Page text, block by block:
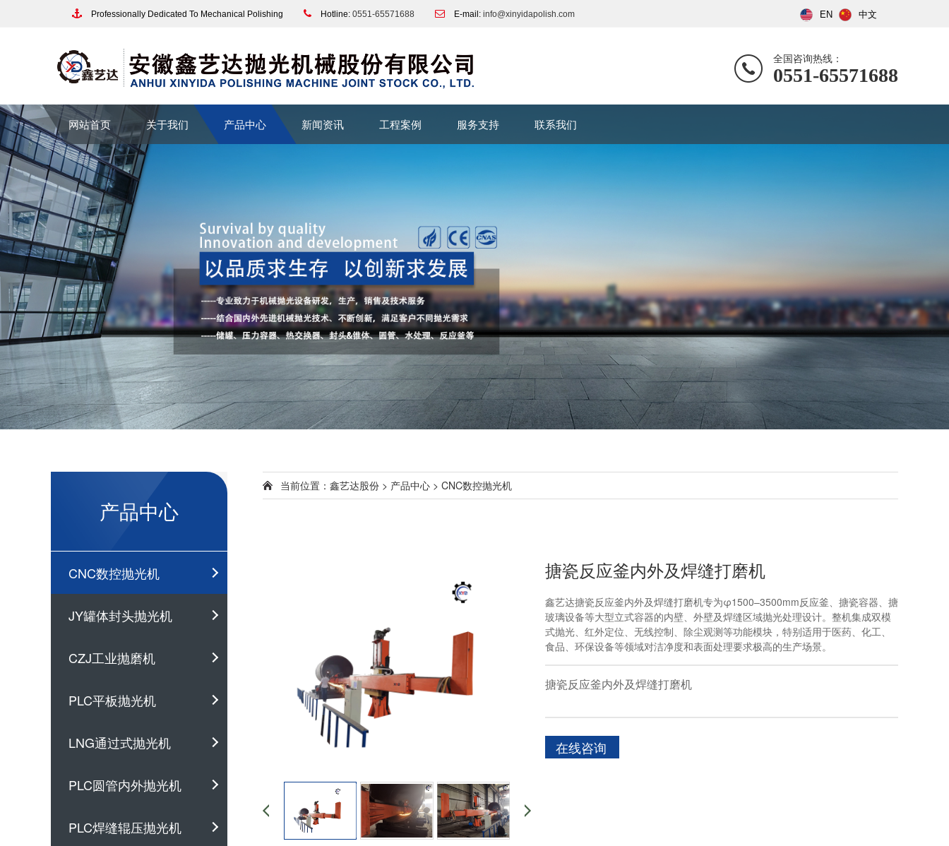
Professionally Dedicated To Mechanical Polishing Hotline: 0551-65571688 E-mail: info@xinyidapolish.com EN 中文
全国咨询热线：
0551-65571688
网站首页 关于我们 产品中心 新闻资讯 工程案例 服务支持 联系我们
产品中心
CNC数控抛光机
JY罐体封头抛光机
CZJ工业抛磨机
PLC平板抛光机
LNG通过式抛光机
PLC圆管内外抛光机
PLC焊缝辊压抛光机
当前位置： 鑫艺达股份 > 产品中心 > CNC数控抛光机
搪瓷反应釜内外及焊缝打磨机
鑫艺达搪瓷反应釜内外及焊缝打磨机专为φ1500–3500mm反应釜、搪瓷容器、搪
玻璃设备等大型立式容器的内壁、外壁及焊缝区域抛光处理设计。整机集成双模
式抛光、红外定位、无线控制、除尘观测等功能模块，特别适用于医药、化工、
食品、环保设备等领域对洁净度和表面处理要求极高的生产场景。
搪瓷反应釜内外及焊缝打磨机
在线咨询